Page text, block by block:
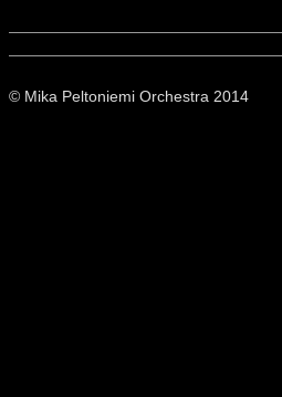
© Mika Peltoniemi Orchestra 2014